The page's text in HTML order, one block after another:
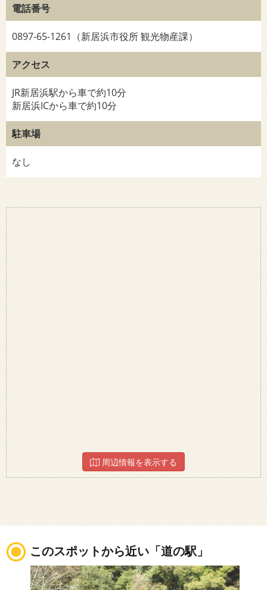
電話番号
0897-65-1261（新居浜市役所 観光物産課）
アクセス
JR新居浜駅から車で約10分
新居浜ICから車で約10分
駐車場
なし
周辺情報を表示する
このスポットから近い「道の駅」